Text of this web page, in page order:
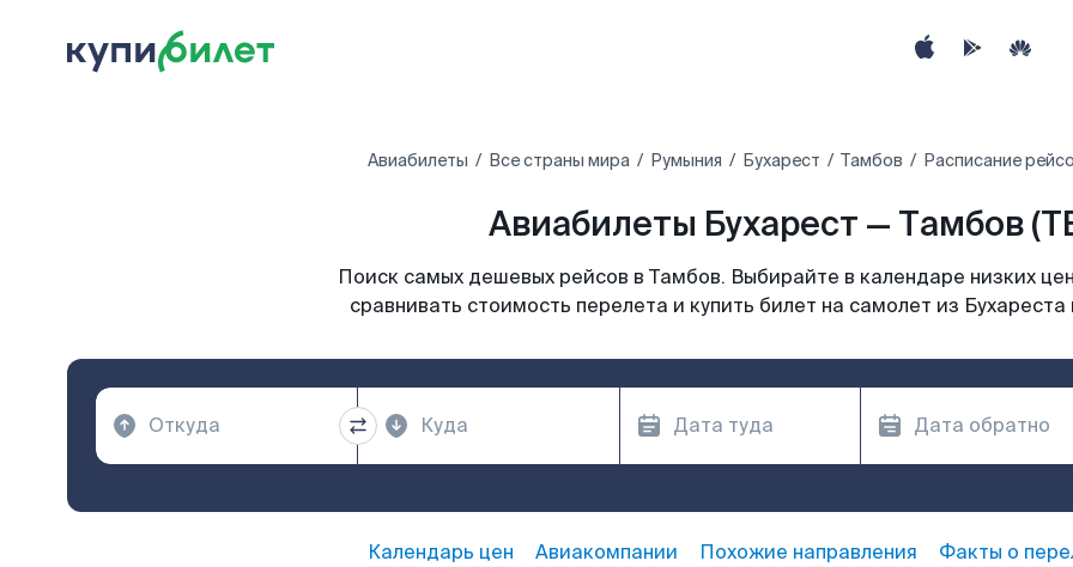
Авиабилеты Все страны мира Румыния Бухарест Тамбов Расписание
Авиабилеты Бухарест — Тамбов
Поиск самых дешевых рейсов в Тамбов. Выбирайте в календаре низких
сравнивать стоимость перелета и купить билет на самолет из
Календарь цен Авиакомпании Похожие направления Факты о